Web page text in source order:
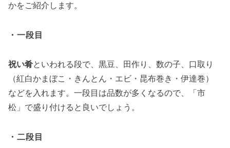
かをご紹介します。
・一段目
祝い肴といわれる段で、黒豆、田作り、数の子、口取り
（紅白かまぼこ・きんとん・エビ・昆布巻き・伊達巻）
などを入れます。一段目は品数が多くなるので、「市
松」で盛り付けると良いでしょう。
・二段目